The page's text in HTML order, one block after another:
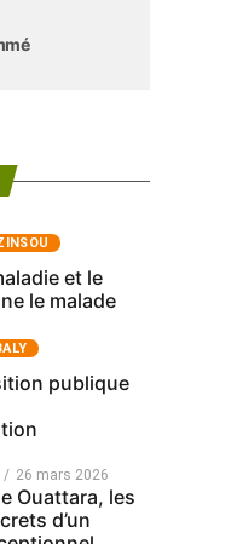
et le
le malade
publique
26 mars 2026
Ouattara, les
d’un